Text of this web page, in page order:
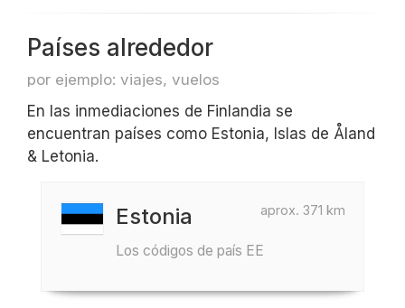
Países alrededor
por ejemplo: viajes, vuelos
En las inmediaciones de Finlandia se
encuentran países como Estonia, Islas de Åland
& Letonia.
aprox. 371 km
Estonia
Los códigos de país EE